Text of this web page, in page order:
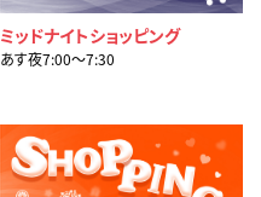
ミッドナイトショッピング
あす夜7:00〜7:30